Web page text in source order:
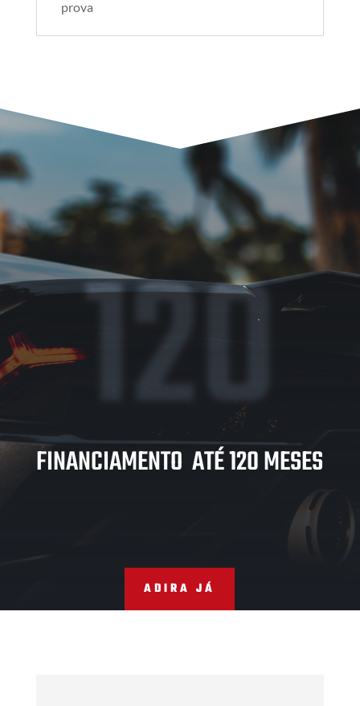
prova
120
FINANCIAMENTO ATÉ 120 MESES
ADIRA JÁ